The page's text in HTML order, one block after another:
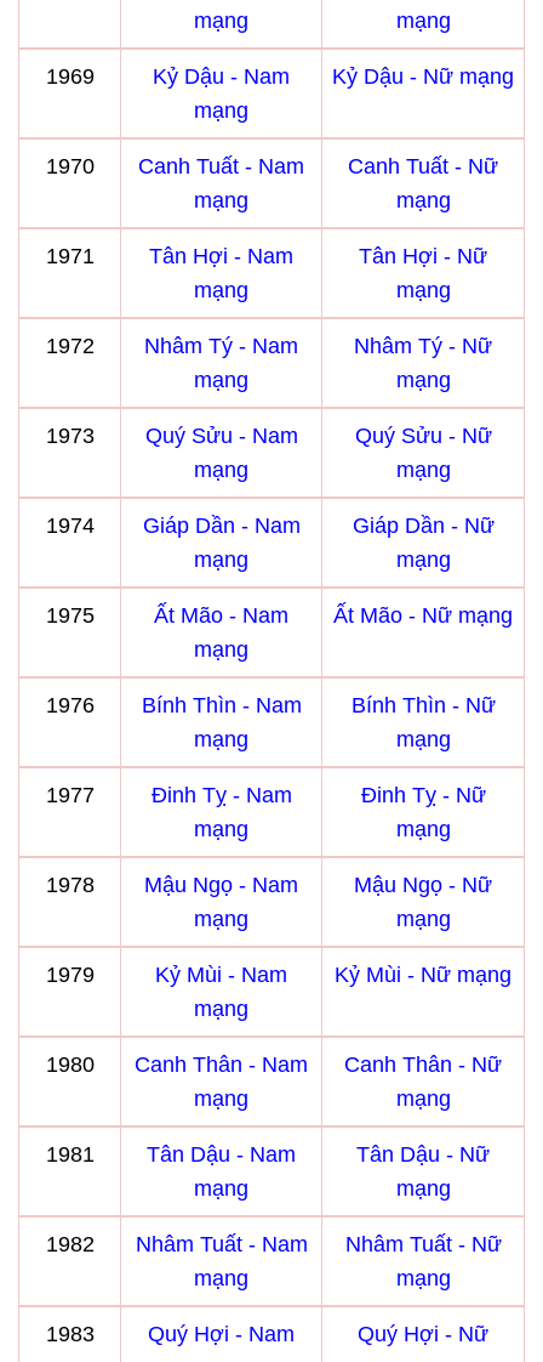
mạng
mạng
1969
Kỷ Dậu - Nam
mạng
Kỷ Dậu - Nữ mạng
1970
Canh Tuất - Nam
mạng
Canh Tuất - Nữ
mạng
1971
Tân Hợi - Nam
mạng
Tân Hợi - Nữ
mạng
1972
Nhâm Tý - Nam
mạng
Nhâm Tý - Nữ
mạng
1973
Quý Sửu - Nam
mạng
Quý Sửu - Nữ
mạng
1974
Giáp Dần - Nam
mạng
Giáp Dần - Nữ
mạng
1975
Ất Mão - Nam
mạng
Ất Mão - Nữ mạng
1976
Bính Thìn - Nam
mạng
Bính Thìn - Nữ
mạng
1977
Đinh Tỵ - Nam
mạng
Đinh Tỵ - Nữ
mạng
1978
Mậu Ngọ - Nam
mạng
Mậu Ngọ - Nữ
mạng
1979
Kỷ Mùi - Nam
mạng
Kỷ Mùi - Nữ mạng
1980
Canh Thân - Nam
mạng
Canh Thân - Nữ
mạng
1981
Tân Dậu - Nam
mạng
Tân Dậu - Nữ
mạng
1982
Nhâm Tuất - Nam
mạng
Nhâm Tuất - Nữ
mạng
1983
Quý Hợi - Nam
Quý Hợi - Nữ